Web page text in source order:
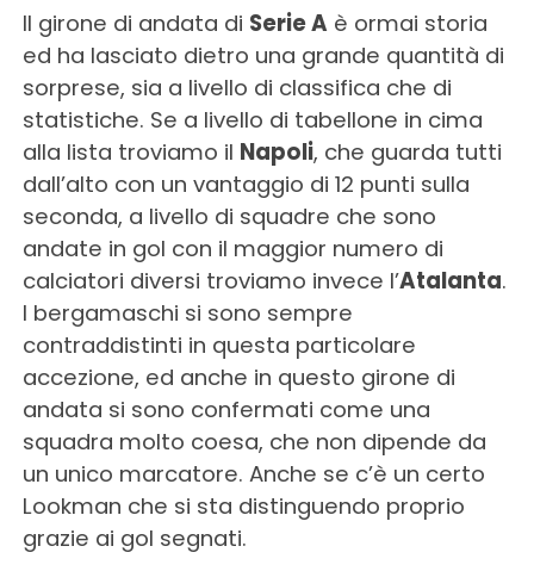
Il girone di andata di Serie A è ormai storia
ed ha lasciato dietro una grande quantità di
sorprese, sia a livello di classifica che di
statistiche. Se a livello di tabellone in cima
alla lista troviamo il Napoli, che guarda tutti
dall’alto con un vantaggio di 12 punti sulla
seconda, a livello di squadre che sono
andate in gol con il maggior numero di
calciatori diversi troviamo invece l’Atalanta.
I bergamaschi si sono sempre
contraddistinti in questa particolare
accezione, ed anche in questo girone di
andata si sono confermati come una
squadra molto coesa, che non dipende da
un unico marcatore. Anche se c’è un certo
Lookman che si sta distinguendo proprio
grazie ai gol segnati.